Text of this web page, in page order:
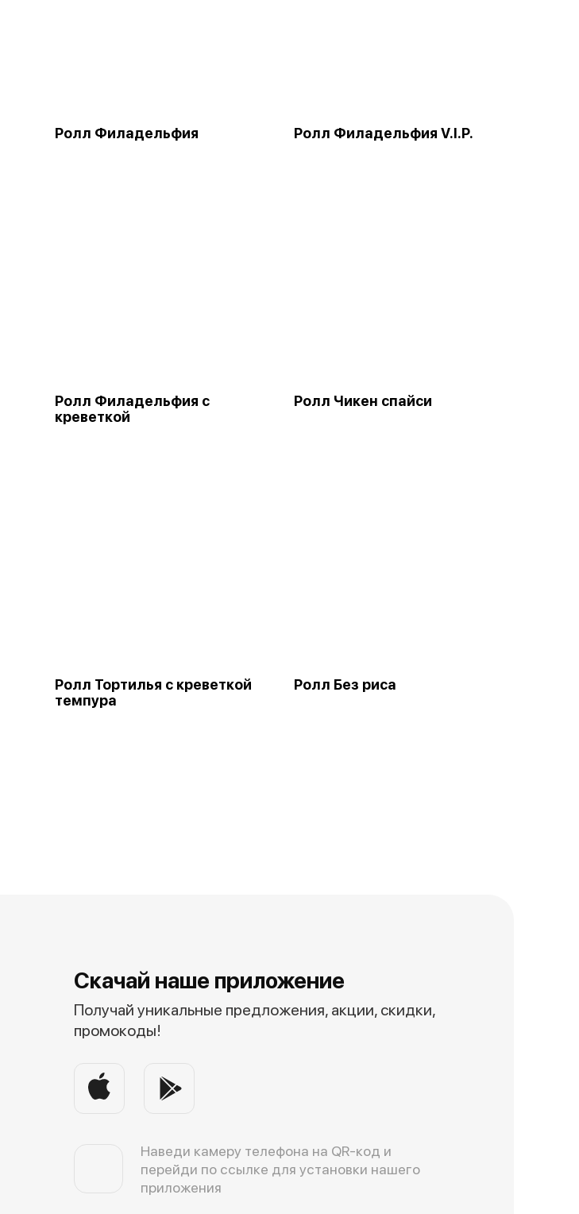
Ролл Филадельфия Ролл Филадельфия V.I.P.
Ролл Филадельфия с
креветкой
Ролл Чикен спайси
Ролл Тортилья с креветкой
темпура
Ролл Без риса
Скачай наше приложение
Получай уникальные предложения, акции, скидки,
промокоды!
Наведи камеру телефона на QR-код и
перейди по ссылке для установки нашего
приложения